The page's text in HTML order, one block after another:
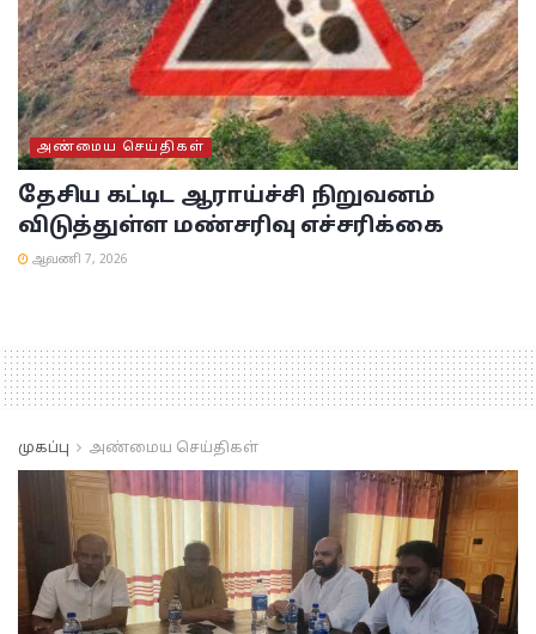
அண்மைய செய்திகள்
தேசிய கட்டிட ஆராய்ச்சி நிறுவனம்
விடுத்துள்ள மண்சரிவு எச்சரிக்கை
ஆவணி 7, 2026
முகப்பு அண்மைய செய்திகள்